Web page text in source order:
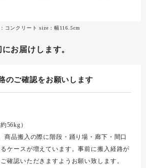
コンクリート size：幅116.5cm
お届けします。
のご確認をお願いします
56kg）
商品搬入の際に階段・踊り場・廊下・間口
ケースが増えています。事前に搬入経路が
確認いただきますようお願い致します。